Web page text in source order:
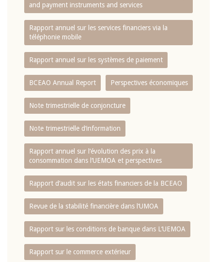
and payment instruments and services
Rapport annuel sur les services financiers via la
téléphonie mobile
Rapport annuel sur les systèmes de paiement
BCEAO Annual Report Perspectives économiques
Note trimestrielle de conjoncture
Note trimestrielle d‘information
Rapport annuel sur l‘évolution des prix à la
consommation dans l‘UEMOA et perspectives
Rapport d‘audit sur les états financiers de la BCEAO
Revue de la stabilité financière dans l‘UMOA
Rapport sur les conditions de banque dans L‘UEMOA
Rapport sur le commerce extérieur